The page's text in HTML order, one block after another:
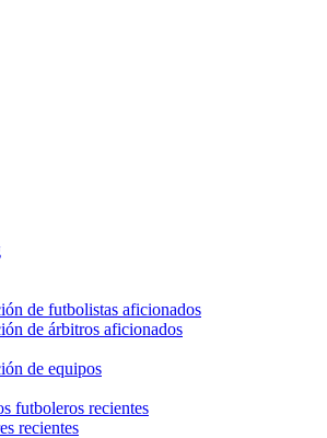
de futbolistas aficionados
de árbitros aficionados
de equipos
futboleros recientes
recientes